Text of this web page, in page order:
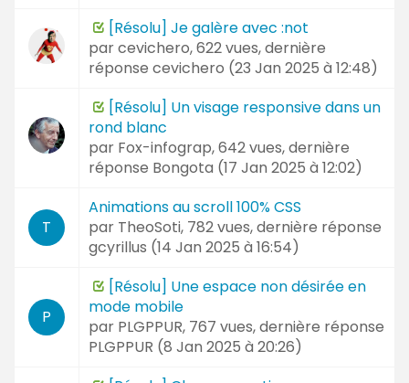
[Résolu] Je galère avec :not
parcevichero, 622 vues, dernière
réponse cevichero (23 Jan 2025 à 12:48)
[Résolu] Un visage responsive dans un
rond blanc
par Fox-infograp, 642 vues, dernière
réponse Bongota (17 Jan 2025 à 12:02)
T
Animations au scroll 100% CSS
par TheoSoti, 782 vues, dernière réponse
gcyrillus (14 Jan 2025 à 16:54)
P
[Résolu] Une espace non désirée en
mode mobile
par PLGPPUR, 767 vues, dernière réponse
PLGPPUR (8 Jan 2025 à 20:26)